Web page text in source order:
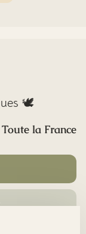
🕊️
Toute la France